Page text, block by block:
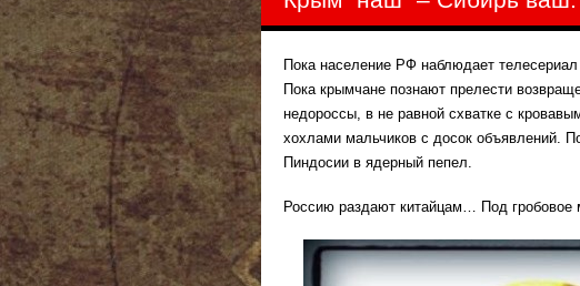
Пока население РФ наблюдает
Пока крымчане познают прелести
недороссы, в не равной схватке с
хохлами мальчиков с досок объявлений.
Пиндосии в ядерный пепел.
Россию раздают китайцам… Под гробовое